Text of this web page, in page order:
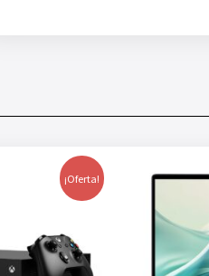
¡Oferta!